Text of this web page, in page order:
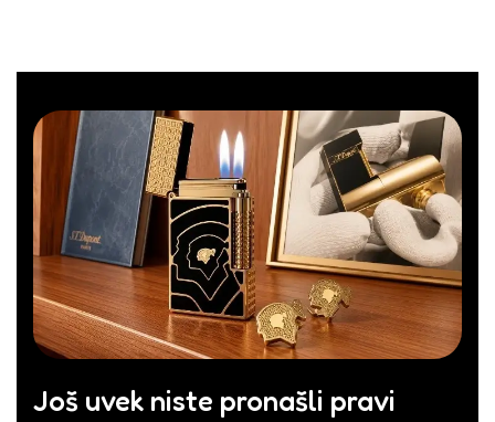
Još uvek niste pronašli pravi